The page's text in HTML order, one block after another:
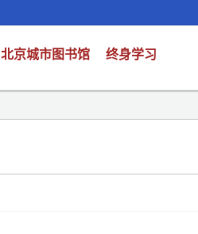
北京城市图书馆 终身学习